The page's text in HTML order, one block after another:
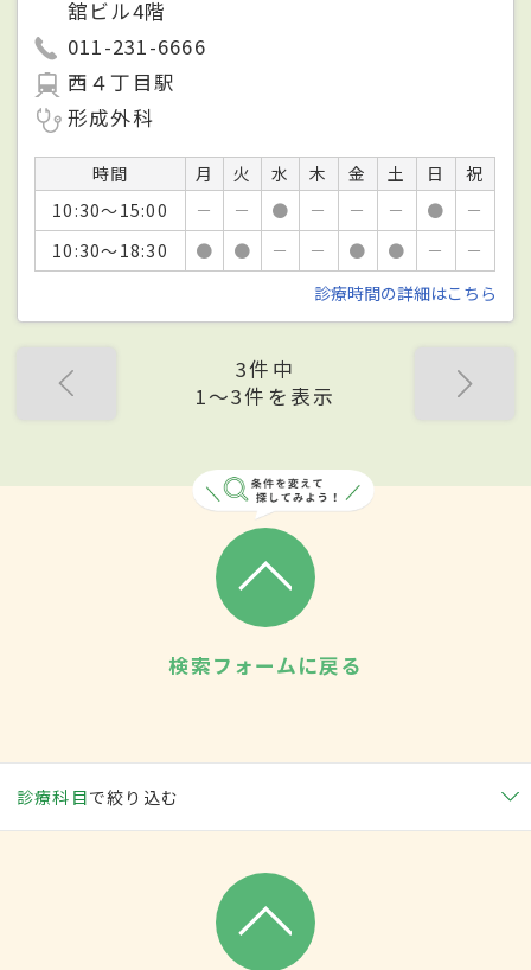
舘ビル4階
011-231-6666
西４丁目駅
形成外科
時間 月 火 水 木 金 土 日
祝
10:30～15:00
－ － ● － － － ●
－
10:30～18:30
● ● － － ● ● －
－
診療時間の詳細はこちら
3件中
1〜3件を表示
検索フォームに戻る
診療科目で絞り込む